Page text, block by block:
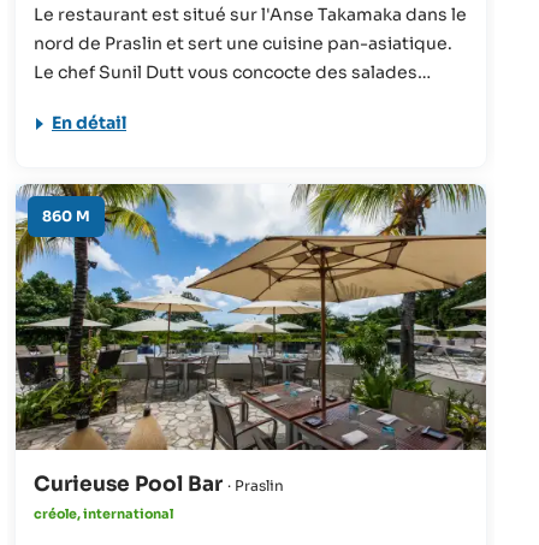
Le restaurant est situé sur l'Anse Takamaka dans le
nord de Praslin et sert une cuisine pan-asiatique.
Le chef Sunil Dutt vous concocte des salades
indiens, mais aussi des plats de poisson et une
En détail
860 M
Curieuse Pool Bar · Praslin
créole, international